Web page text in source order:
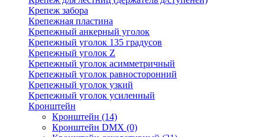
Крепеж забора
Крепежная пластина
Крепежный анкерный уголок
Крепежный уголок 135 градусов
Крепежный уголок Z
Крепежный уголок асимметричный
Крепежный уголок равносторонний
Крепежный уголок узкий
Крепежный уголок усиленный
Кронштейн
Кронштейн (14)
Кронштейн DMX (0)